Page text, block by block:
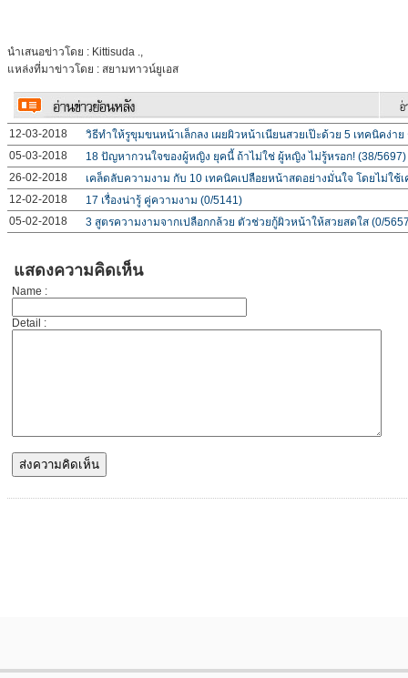
นำเสนอข่าวโดย : Kittisuda .,
แหล่งที่มาข่าวโดย : สยามทาวน์ยูเอส
12-03-2018
วิธีทำให้รูขุมขนหน้าเล็กลง เผยผิวหน้าเนียนสวยเป๊ะด้วย 5 เทคนิคง่าย
05-03-2018
18 ปัญหากวนใจของผู้หญิง ยุคนี้ ถ้าไม่ใช่ ผู้หญิง ไม่รู้หรอก! (38/5697)
26-02-2018
เคล็ดลับความงาม กับ 10 เทคนิคเปลือยหน้าสดอย่างมั่นใจ โดยไม่ใช้เ
12-02-2018
17 เรื่องน่ารู้ คู่ความงาม (0/5141)
05-02-2018
3 สูตรความงามจากเปลือกกล้วย ตัวช่วยกู้ผิวหน้าให้สวยสดใส (0/
แสดงความคิดเห็น
Name :
Detail :